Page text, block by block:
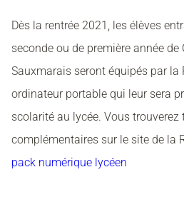
Dès la rentrée 2021, les élèves
seconde ou de première année de
Sauxmarais seront équipés par la
ordinateur portable qui leur sera
scolarité au lycée. Vous
complémentaires sur le site de la
pack numérique lycéen